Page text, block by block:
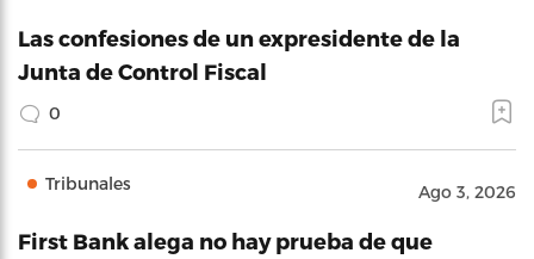
Las confesiones de un expresidente de la
Junta de Control Fiscal
0
Tribunales Ago 3, 2026
First Bank alega no hay prueba de que